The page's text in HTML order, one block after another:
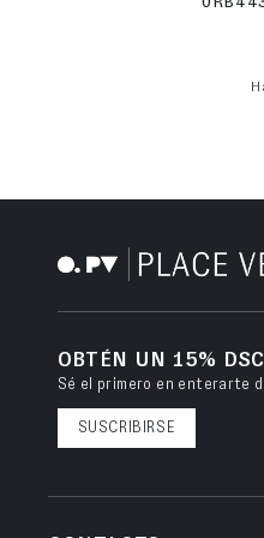
OBTÉN UN 15%
Sé el primero en enterarte
SUSCRIBIRSE